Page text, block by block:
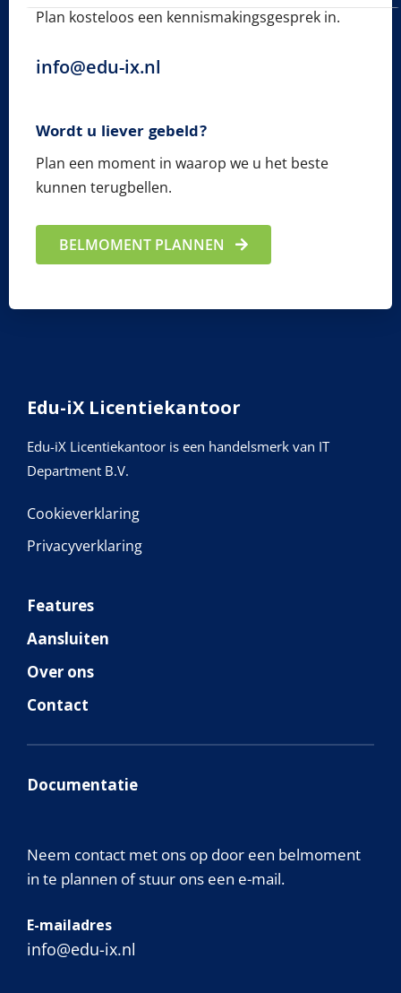
Plan kosteloos een kennismakingsgesprek in.
info@edu-ix.nl
Wordt u liever gebeld?
Plan een moment in waarop we u het beste
kunnen terugbellen.
BELMOMENT PLANNEN
Edu-iX Licentiekantoor
Edu-iX Licentiekantoor is een handelsmerk van IT
Department B.V.
Cookieverklaring
Privacyverklaring
Features
Aansluiten
Over ons
Contact
Documentatie
Neem contact met ons op door een belmoment
in te plannen of stuur ons een e-mail.
E-mailadres
info@edu-ix.nl